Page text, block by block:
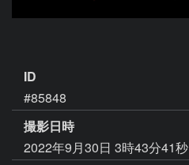
ID
#85848
撮影日時
2022年9月30日 3時43分41秒